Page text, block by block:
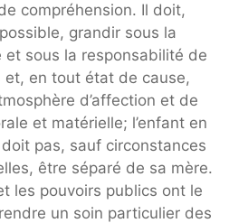
compréhension. Il doit,
grandir sous la
et sous la responsabilité de
et, en tout état de cause,
d’affection et de
et matérielle; l’enfant en
pas, sauf circonstances
être séparé de sa mère.
les pouvoirs publics ont le
un soin particulier des